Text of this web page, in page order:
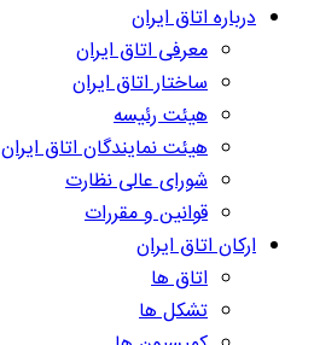
درباره اتاق ایران
معرفی اتاق ایران
ساختار اتاق ایران
هیئت رئیسه
هیئت نمایندگان اتاق ایران
شورای عالی نظارت
قوانین و مقررات
ارکان اتاق ایران
اتاق ها
تشکل ها